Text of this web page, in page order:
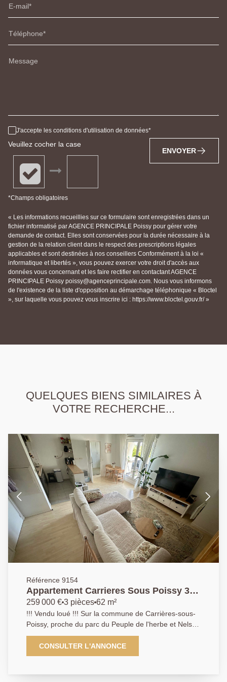
E-mail
Téléphone
Message
J'accepte les conditions d'utilisation de données
Veuillez cocher la case
*Champs obligatoires
ENVOYER
« Les informations recueillies sur ce formulaire sont enregistrées dans un
fichier informatisé par AGENCE PRINCIPALE Poissy pour gérer votre
demande de contact. Elles sont conservées pour la durée nécessaire à la
gestion de la relation client dans le respect des prescriptions légales
applicables et sont destinées à nos conseillers Conformément à la loi «
informatique et libertés », vous pouvez exercer votre droit d'accès aux
données vous concernant et les faire rectifier en contactant AGENCE
PRINCIPALE Poissy poissy@agenceprincipale.com. Nous vous informons
de l'existence de la liste d'opposition au démarchage téléphonique « Bloctel
», sur laquelle vous pouvez vous inscrire ici : https://www.bloctel.gouv.fr/ »
QUELQUES BIENS SIMILAIRES À
VOTRE RECHERCHE...
Référence 9154
Appartement Carrieres Sous Poissy 3
pièce(s) 62 m2
259 000 € 3 pièces 62 m²
!!! Vendu loué !!! Sur la commune de Carrières-sous-
Poissy, proche du parc du Peuple de l'herbe et Nelson
Mandela, de la gare de Poissy RER , des écoles,
commerces, transports. Dans une copropriété récente
sécurisée, verdoyante au calme et avec piscine
beau duplex au 2ème étage comprenant entrée,
CONSULTER L'ANNONCE